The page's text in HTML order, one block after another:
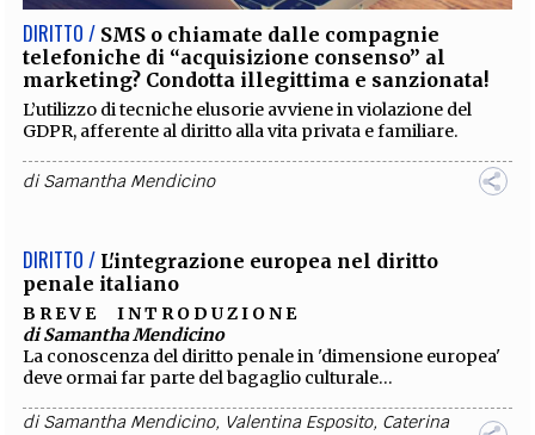
DIRITTO / SMS o chiamate dalle compagnie
telefoniche di “acquisizione consenso” al
marketing? Condotta illegittima e sanzionata!
L’utilizzo di tecniche elusorie avviene in violazione del
GDPR, afferente al diritto alla vita privata e familiare.
diSamantha Mendicino
DIRITTO / L'integrazione europea nel diritto
penale italiano
B R E V E I N T R O D U Z I O N E
di Samantha Mendicino
La conoscenza del diritto penale in 'dimensione europea'
deve ormai far parte del bagaglio culturale...
diSamantha Mendicino, Valentina Esposito, Caterina